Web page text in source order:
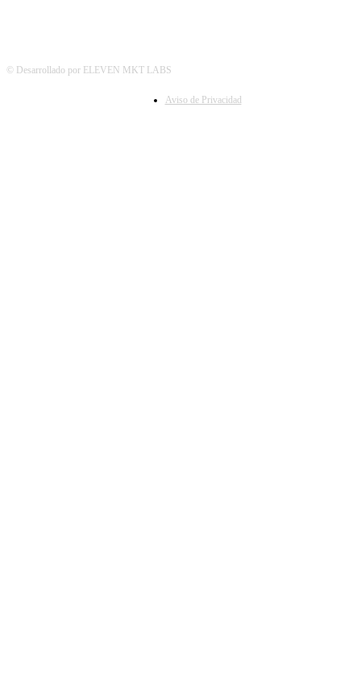
© Desarrollado por ELEVEN MKT LABS
Aviso de Privacidad